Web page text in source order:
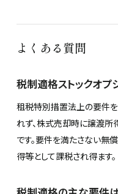
よくある質問
税制適格ストックオプ
租税特別措置法上の要件
れず、株式売却時に譲渡所
です。要件を満たさない無
得等として課税され得ます。